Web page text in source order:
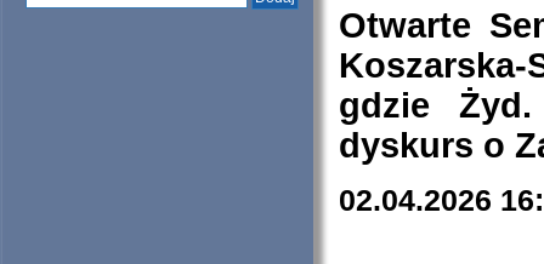
Otwarte
Koszarska-
gdzie
dyskurs o
02.04.2026